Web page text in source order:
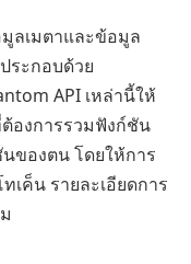
ลเมตาและข้อมูล
ระกอบด้วย
API เหล่านี้ให้
องการรวมฟังก์ชัน
ของตน โดยให้การ
เค็น รายละเอียดการ